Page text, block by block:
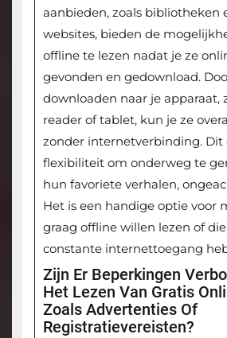
aanbieden, zoals bibliotheken
websites, bieden de
offline te lezen nadat je ze
gevonden en gedownload.
downloaden naar je apparaat,
reader of tablet, kun je ze
zonder internetverbinding. Dit
flexibiliteit om onderweg te
hun favoriete verhalen,
Het is een handige optie voor
graag offline willen lezen of
constante internettoegang
Zijn Er Beperkingen
Het Lezen Van Gratis
Zoals Advertenties Of
Registratievereisten?